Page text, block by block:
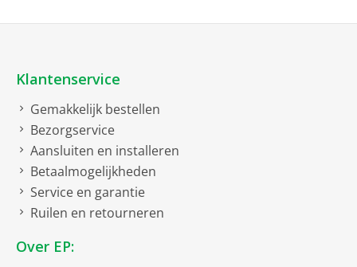
Klantenservice
Gemakkelijk bestellen
Bezorgservice
Aansluiten en installeren
Betaalmogelijkheden
Service en garantie
Ruilen en retourneren
Over EP: